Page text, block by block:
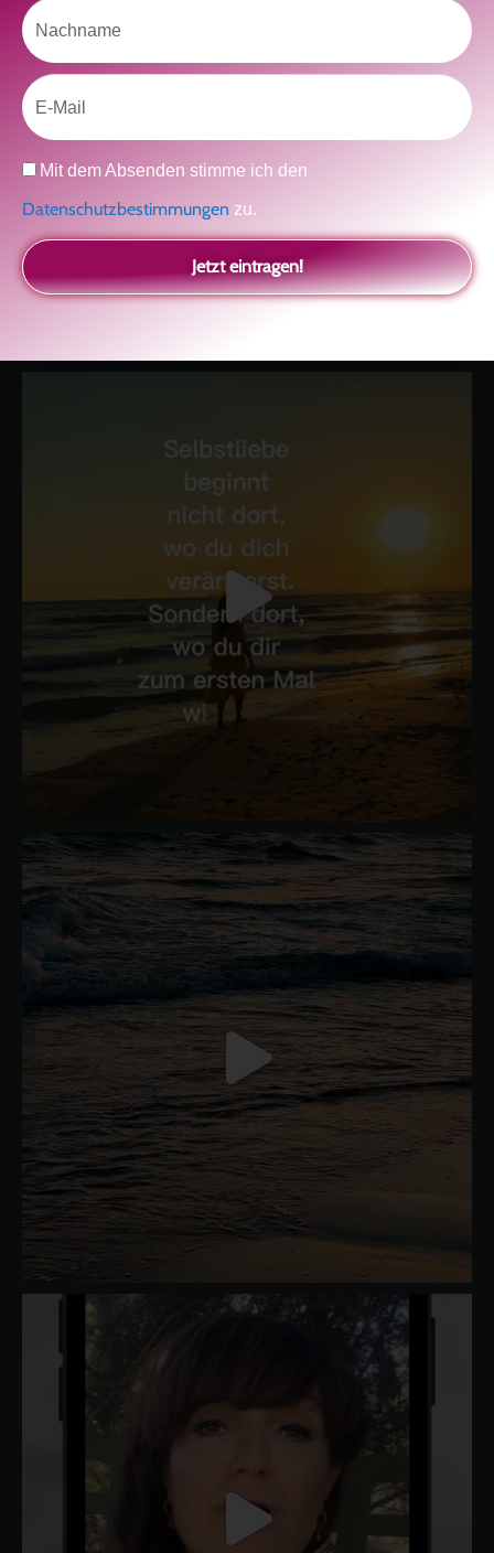
akzeptieren und diesen Inhalt zu aktivieren
kolitscher.by.biotic
Selbstliebe, Aussöhnung mit der Kindheit, Potenzial entfalten,
Nachname
Email
Datenschutz
Mit dem Absenden stimme ich den
Datenschutzbestimmungen zu.
Jetzt eintragen!